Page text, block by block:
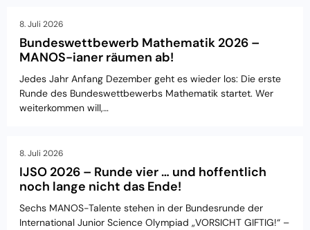
8. Juli 2026
Bundeswettbewerb Mathematik 2026 –
MANOS-ianer räumen ab!
Jedes Jahr Anfang Dezember geht es wieder los: Die erste
Runde des Bundeswettbewerbs Mathematik startet. Wer
weiterkommen will,…
8. Juli 2026
IJSO 2026 – Runde vier … und hoffentlich
noch lange nicht das Ende!
Sechs MANOS-Talente stehen in der Bundesrunde der
International Junior Science Olympiad „VORSICHT GIFTIG!“ –